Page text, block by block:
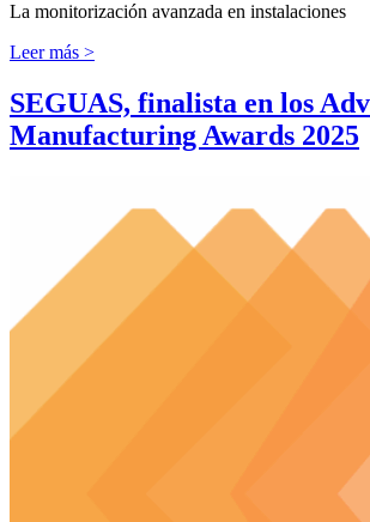
La monitorización avanzada en instalaciones
Leer más >
SEGUAS, finalista en los
Manufacturing Awards 2025